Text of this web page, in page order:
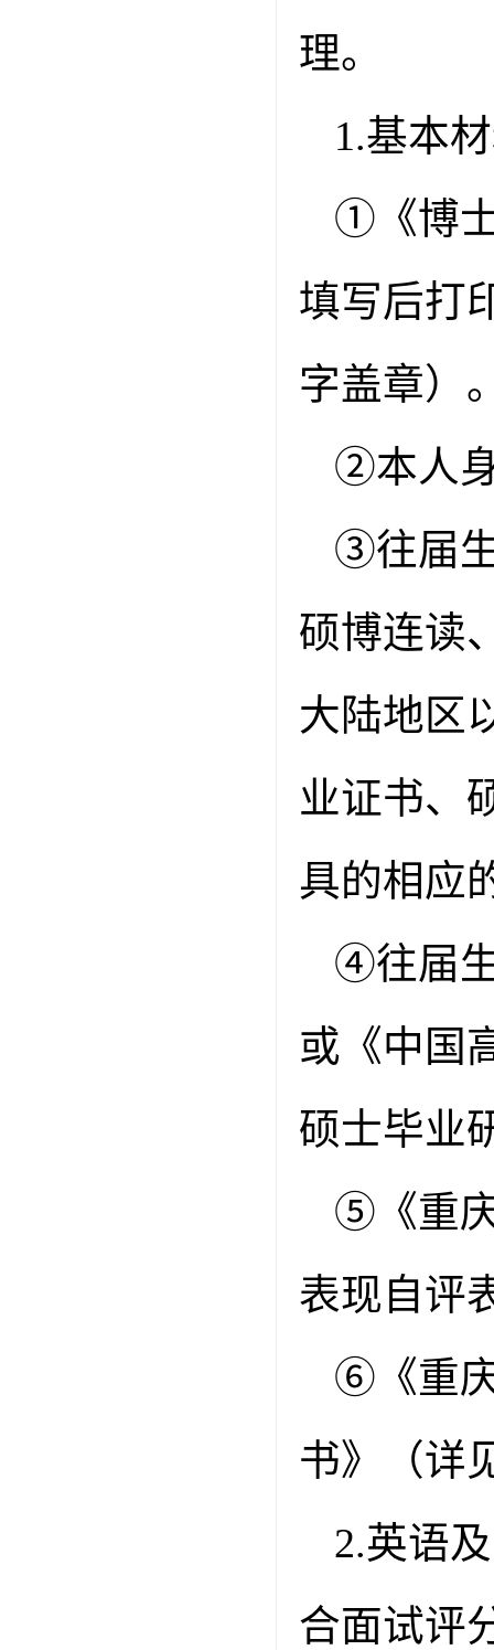
理。
1.基本
① 《博
填写后打
字盖章）
②本人
③往届
硕博连读
大陆地区
业证书、
具的相应
④往届
或《中国
硕士毕业
⑤ 《重
表现自评
⑥ 《重
书》（详
2.英语
合面试评